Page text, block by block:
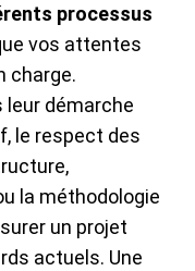
processus
vos attentes
charge.
leur démarche
le respect des
la méthodologie
un projet
actuels. Une